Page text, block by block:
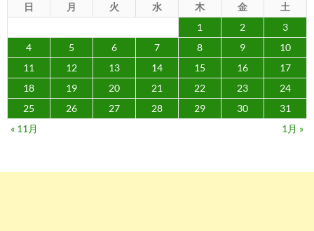
日 月 火 水 木 金
土
1
2
3
4
5 6 7 8 9
10
11
12 13 14 15 16
17
18
19 20 21 22 23
24
25
26 27 28 29 30
31
« 11月
1月 »